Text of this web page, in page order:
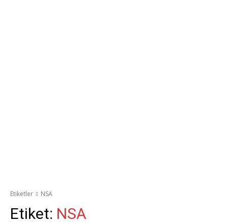
Etiketler NSA
Etiket: NSA